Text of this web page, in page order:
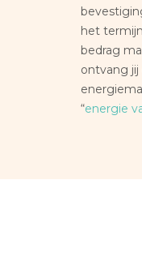
het
bedrag
ontvang
“energie